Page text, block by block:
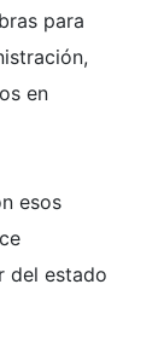
para
en
esos
del estado